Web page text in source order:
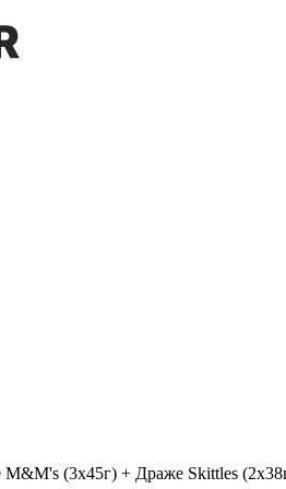
(3х45г) + Драже Skittles